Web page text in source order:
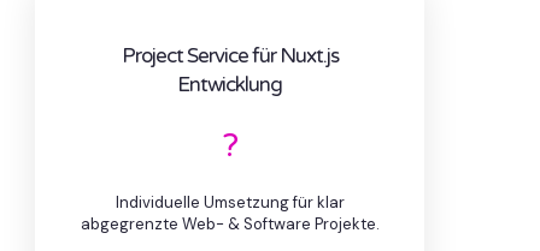
Project Service für Nuxt.js
Entwicklung
?
Individuelle Umsetzung für klar
abgegrenzte Web- & Software Projekte.